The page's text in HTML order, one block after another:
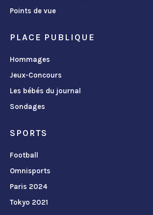
Points de vue
PLACE PUBLIQUE
Hommages
Jeux-Concours
Les bébés du journal
Sondages
SPORTS
Football
Omnisports
Paris 2024
Tokyo 2021